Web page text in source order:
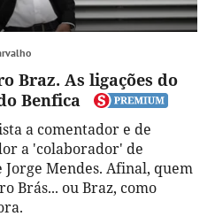
Braz. As ligações do
Benfica
a comentador e de
a 'colaborador' de
Jorge Mendes. Afinal, quem
Brás... ou Braz, como